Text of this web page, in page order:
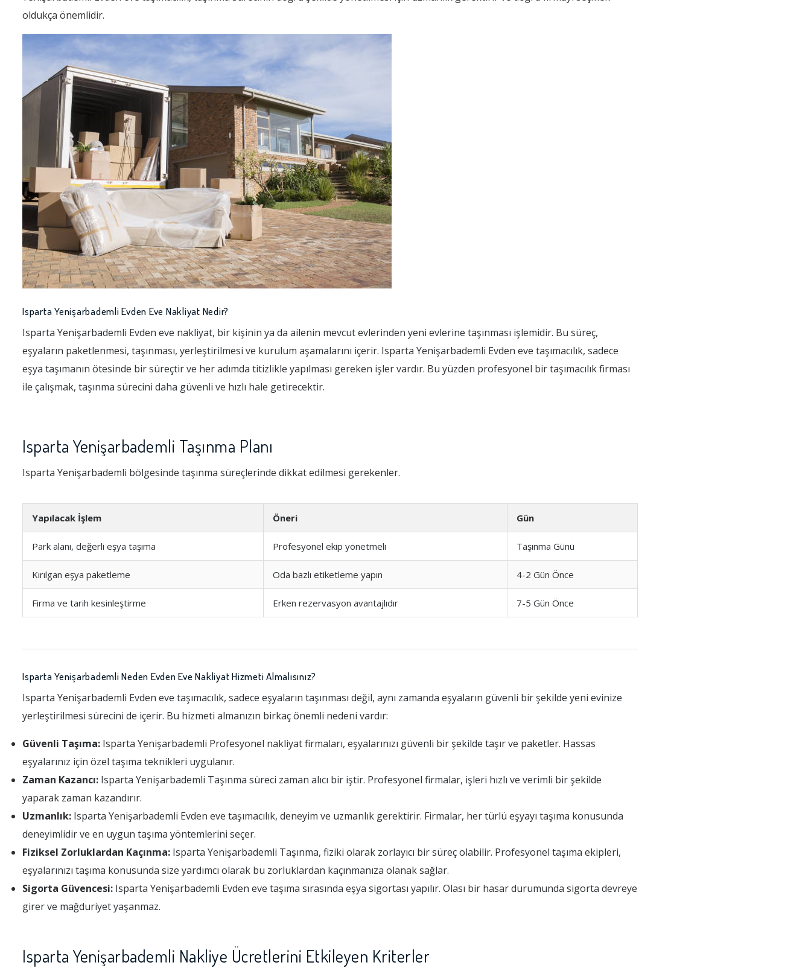
oldukça önemlidir.
Isparta Yenişarbademli Evden Eve Nakliyat Nedir?
Isparta Yenişarbademli Evden eve nakliyat, bir kişinin ya da ailenin mevcut evlerinden yeni evlerine taşınması işlemidir. Bu süreç,
eşyaların paketlenmesi, taşınması, yerleştirilmesi ve kurulum aşamalarını içerir. Isparta Yenişarbademli Evden eve taşımacılık, sadece
eşya taşımanın ötesinde bir süreçtir ve her adımda titizlikle yapılması gereken işler vardır. Bu yüzden profesyonel bir taşımacılık firması
ile çalışmak, taşınma sürecini daha güvenli ve hızlı hale getirecektir.
Isparta Yenişarbademli Taşınma Planı
Isparta Yenişarbademli bölgesinde taşınma süreçlerinde dikkat edilmesi gerekenler.
Yapılacak İşlem Öneri Gün
Park alanı, değerli eşya taşıma Profesyonel ekip yönetmeli Taşınma Günü
Kırılgan eşya paketleme Oda bazlı etiketleme yapın 4-2 Gün Önce
Firma ve tarih kesinleştirme Erken rezervasyon avantajlıdır 7-5 Gün Önce
Isparta Yenişarbademli Neden Evden Eve Nakliyat Hizmeti Almalısınız?
Isparta Yenişarbademli Evden eve taşımacılık, sadece eşyaların taşınması değil, aynı zamanda eşyaların güvenli bir şekilde yeni evinize
yerleştirilmesi sürecini de içerir. Bu hizmeti almanızın birkaç önemli nedeni vardır:
Güvenli Taşıma: Isparta Yenişarbademli Profesyonel nakliyat firmaları, eşyalarınızı güvenli bir şekilde taşır ve paketler. Hassas
eşyalarınız için özel taşıma teknikleri uygulanır.
Zaman Kazancı: Isparta Yenişarbademli Taşınma süreci zaman alıcı bir iştir. Profesyonel firmalar, işleri hızlı ve verimli bir şekilde
yaparak zaman kazandırır.
Uzmanlık: Isparta Yenişarbademli Evden eve taşımacılık, deneyim ve uzmanlık gerektirir. Firmalar, her türlü eşyayı taşıma konusunda
deneyimlidir ve en uygun taşıma yöntemlerini seçer.
Fiziksel Zorluklardan Kaçınma: Isparta Yenişarbademli Taşınma, fiziki olarak zorlayıcı bir süreç olabilir. Profesyonel taşıma ekipleri,
eşyalarınızı taşıma konusunda size yardımcı olarak bu zorluklardan kaçınmanıza olanak sağlar.
Sigorta Güvencesi: Isparta Yenişarbademli Evden eve taşıma sırasında eşya sigortası yapılır. Olası bir hasar durumunda sigorta devreye
girer ve mağduriyet yaşanmaz.
Isparta Yenişarbademli Nakliye Ücretlerini Etkileyen Kriterler